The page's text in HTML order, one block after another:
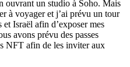
ouvrant un studio à Soho. Mais
à voyager et j’ai prévu un tour
Israël afin d’exposer mes
avons prévu des passes
NFT afin de les inviter aux